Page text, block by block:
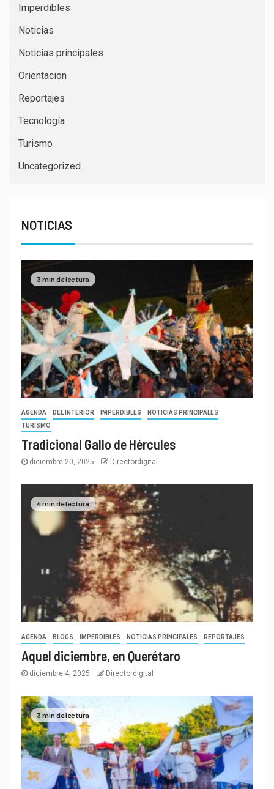
Imperdibles
Noticias
Noticias principales
Orientacion
Reportajes
Tecnología
Turismo
Uncategorized
NOTICIAS
3 min de lectura
AGENDA DEL INTERIOR IMPERDIBLES
NOTICIAS PRINCIPALES
TURISMO
Tradicional Gallo de Hércules
diciembre 20, 2025 Directordigital
4 min de lectura
AGENDA BLOGS IMPERDIBLES NOTICIAS PRINCIPALES REPORTAJES
Aquel diciembre, en Querétaro
diciembre 4, 2025 Directordigital
3 min de lectura